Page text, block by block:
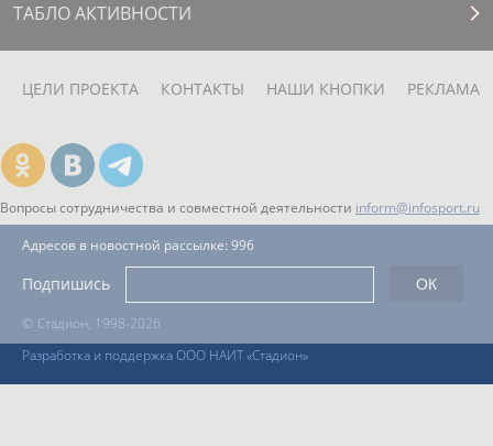
ТАБЛО АКТИВНОСТИ
ЦЕЛИ ПРОЕКТА КОНТАКТЫ НАШИ КНОПКИ РЕКЛАМА
Вопросы сотрудничества и совместной деятельности inform@infosport.ru
© Стадион, 1998-2026
Разработка и поддержка ООО НАИТ «Стадион»
Адресов в новостной рассылке: 996
Подпишись